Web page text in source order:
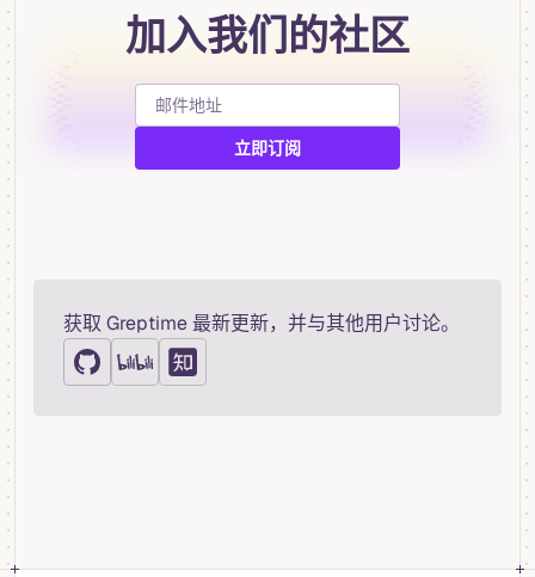
加入我们的社区
获取 Greptime 最新更新，并与其他用户讨论。